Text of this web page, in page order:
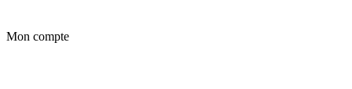
Mon compte